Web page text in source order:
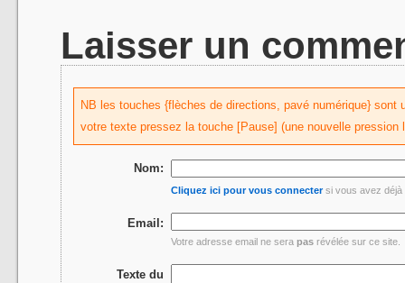
Laisser un
NB les touches {flèches de directions, pavé numérique}
votre texte pressez la touche [Pause] (une nouvelle pression
Nom:
Cliquez ici pour vous connectersi vous avez déjà
Email:
Votre adresse email ne serapas révélée sur ce site.
Texte du